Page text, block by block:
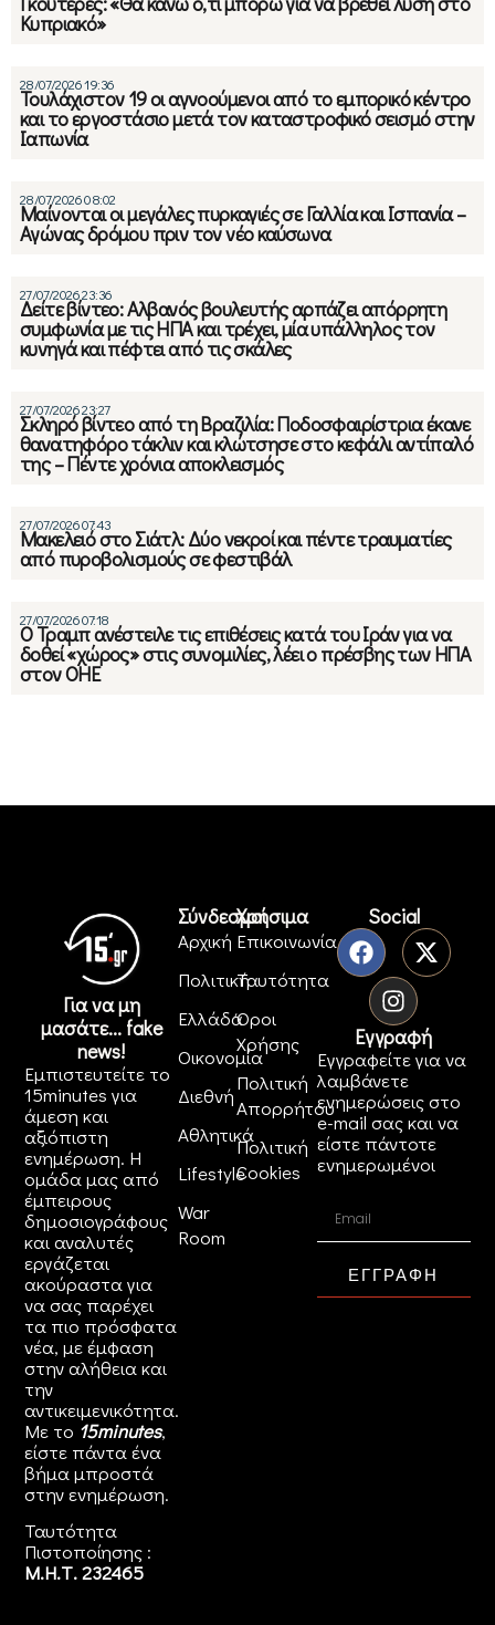
Κυπριακό»
28/07/2026 19:36
Τουλάχιστον 19 οι αγνοούμενοι από το εμπορικό κέντρο
και το εργοστάσιο μετά τον καταστροφικό σεισμό στην
Ιαπωνία
28/07/2026 08:02
Μαίνονται οι μεγάλες πυρκαγιές σε Γαλλία και Ισπανία –
Αγώνας δρόμου πριν τον νέο καύσωνα
27/07/2026 23:36
Δείτε βίντεο: Αλβανός βουλευτής αρπάζει απόρρητη
συμφωνία με τις ΗΠΑ και τρέχει, μία υπάλληλος τον
κυνηγά και πέφτει από τις σκάλες
27/07/2026 23:27
Σκληρό βίντεο από τη Βραζιλία: Ποδοσφαιρίστρια έκανε
θανατηφόρο τάκλιν και κλώτσησε στο κεφάλι αντίπαλό
της – Πέντε χρόνια αποκλεισμός
27/07/2026 07:43
Μακελειό στο Σιάτλ: Δύο νεκροί και πέντε τραυματίες
από πυροβολισμούς σε φεστιβάλ
27/07/2026 07:18
Ο Τραμπ ανέστειλε τις επιθέσεις κατά του Ιράν για να
δοθεί «χώρος» στις συνομιλίες, λέει ο πρέσβης των ΗΠΑ
στον ΟΗΕ
Για να μη
μασάτε... fake
news!
Εμπιστευτείτε το
15minutes για
άμεση και
αξιόπιστη
ενημέρωση. Η
ομάδα μας από
έμπειρους
δημοσιογράφους
και αναλυτές
εργάζεται
ακούραστα για
να σας παρέχει
τα πιο πρόσφατα
νέα, με έμφαση
στην αλήθεια και
την
αντικειμενικότητα.
Με το 15minutes,
είστε πάντα ένα
βήμα μπροστά
στηνενημέρωση.
Ταυτότητα
Πιστοποίησης :
Μ.Η.Τ. 232465
Σύνδεσμοι
Αρχική
Πολιτική
Ελλάδα
Οικονομία
Διεθνή
Αθλητικά
Lifestyle
War
Room
Χρήσιμα
Επικοινωνία
Ταυτότητα
Όροι
Χρήσης
Πολιτική
Απορρήτου
Πολιτική
Cookies
Social
Εγγραφή
Εγγραφείτε για να
λαμβάνετε
ενημερώσεις στο
e-mail σας και να
είστε πάντοτε
ενημερωμένοι
ΕΓΓΡΑΦΗ